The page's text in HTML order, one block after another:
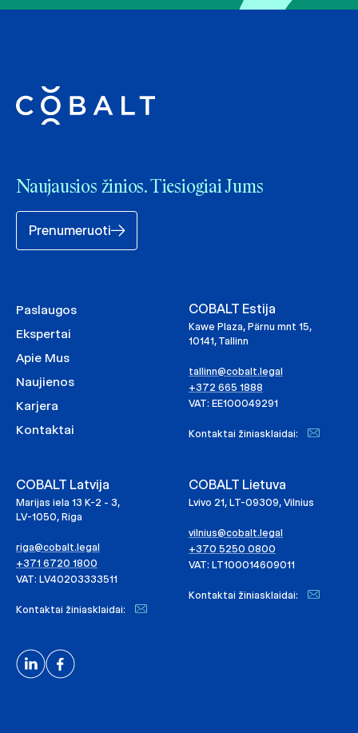
Naujausios žinios. Tiesiogiai Jums
Prenumeruoti
Paslaugos
Ekspertai
Apie Mus
Naujienos
Karjera
Kontaktai
COBALT Estija
Kawe Plaza, Pärnu mnt 15,
10141, Tallinn
tallinn@cobalt.legal
+372 665 1888
VAT: EE100049291
Kontaktai žiniasklaidai:
COBALT Latvija
Marijas iela 13 K-2 - 3,
LV-1050, Riga
riga@cobalt.legal
+371 6720 1800
VAT: LV40203333511
Kontaktai žiniasklaidai:
COBALT Lietuva
Lvivo 21, LT-09309, Vilnius
vilnius@cobalt.legal
+370 5250 0800
VAT: LT100014609011
Kontaktai žiniasklaidai: